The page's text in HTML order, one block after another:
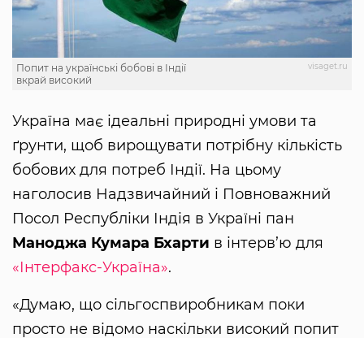
visaget.ru
Попит на українські бобові в Індії
вкрай високий
Україна має ідеальні природні умови та
ґрунти, щоб вирощувати потрібну кількість
бобових для потреб Індії. На цьому
наголосив Надзвичайний і Повноважний
Посол Республіки Індія в Україні пан
Маноджа Кумара Бхарти в інтерв’ю для
«Інтерфакс-Україна».
«Думаю, що сільгоспвиробникам поки
просто не відомо наскільки високий попит